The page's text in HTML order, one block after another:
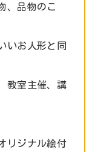
、品物のこ
いお人形と同
教室主催、講
リジナル絵付